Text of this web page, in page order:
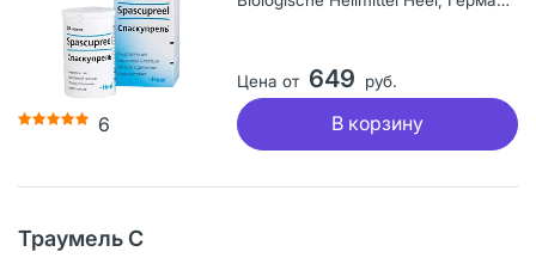
6
Цена от 649 руб.
В корзину
Траумель С